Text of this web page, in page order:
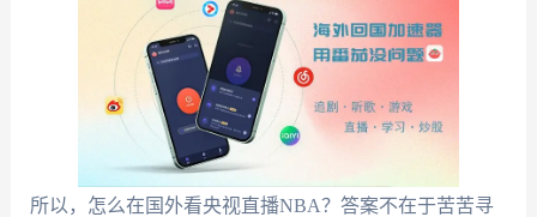
所以，怎么在国外看央视直播NBA？答案不在于苦苦寻